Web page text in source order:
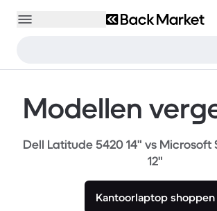
Modellen
Dell Latitude 5420 14" vs Microsoft
12"
Kantoorlaptop shoppen